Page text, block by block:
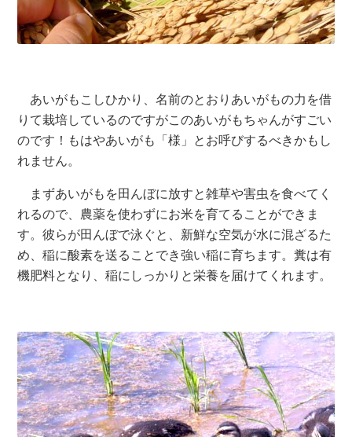
あいがもこしひかり、名前のとおりあいがもの力を借
りて栽培しているのですがこのあいがもちゃんがすごい
のです！もはやあいがも「様」とお呼びするべきかもし
れません。
まずあいがもを田んぼに放すと雑草や害虫を食べてく
れるので、農薬を使わずにお米を育てることができま
す。彼らが田んぼで泳ぐと、新鮮な空気が水に混ざるた
め、稲に酸素を送ることでき強い稲に育ちます。糞は有
機肥料となり、稲にしっかりと栄養を届けてくれます。